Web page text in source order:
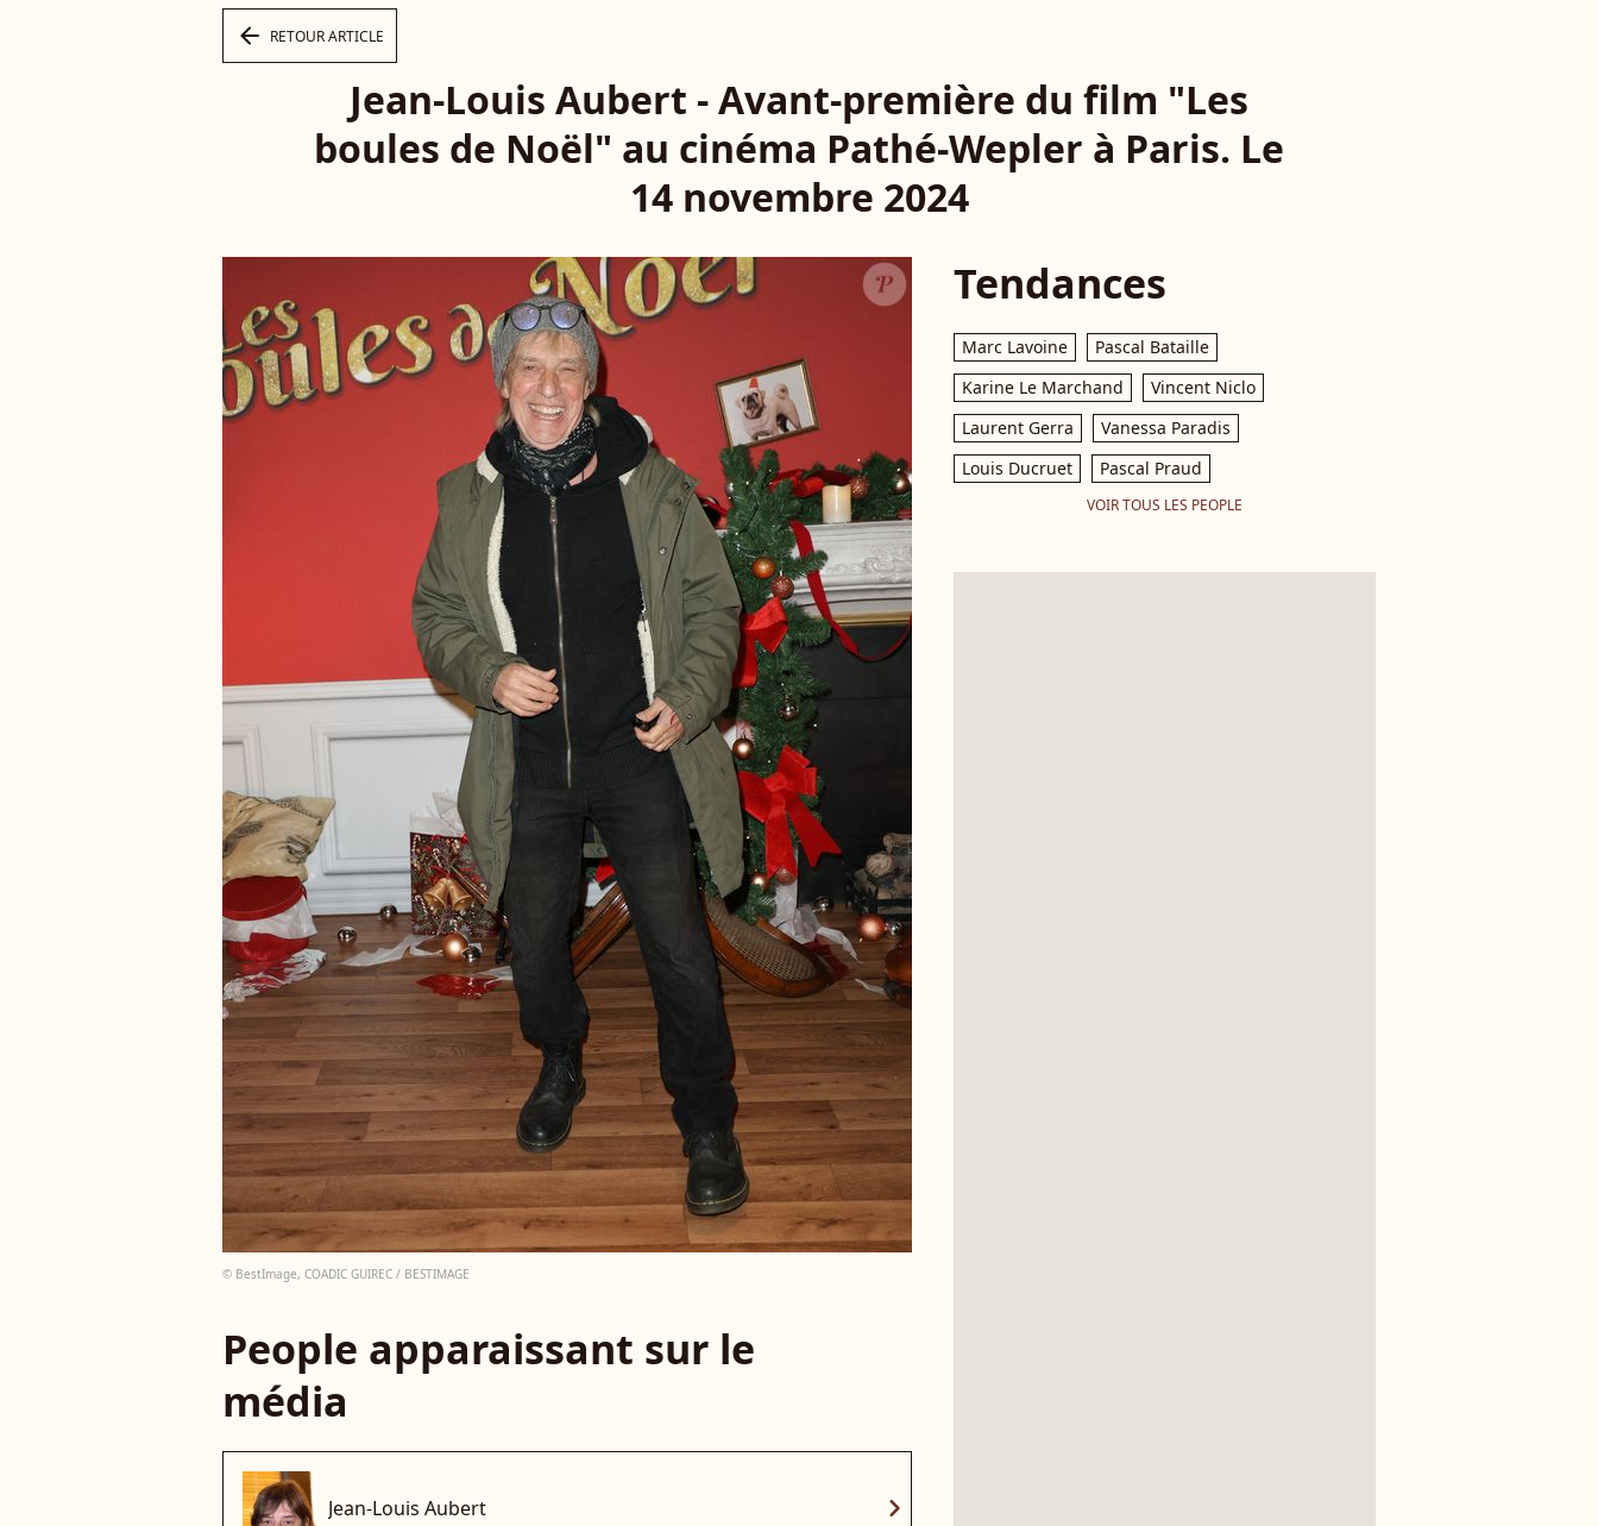
arrow_left RETOUR ARTICLE
Jean-Louis Aubert - Avant-première du film "Les
boules de Noël" au cinéma Pathé-Wepler à Paris. Le
14 novembre 2024
© BestImage, COADIC GUIREC / BESTIMAGE
People apparaissant sur le
média
Jean-Louis Aubert chevron_right
Tendances
Marc Lavoine
Pascal Bataille
Karine Le Marchand
Vincent Niclo
Laurent Gerra
Vanessa Paradis
Louis Ducruet
Pascal Praud
VOIR TOUS LES PEOPLE